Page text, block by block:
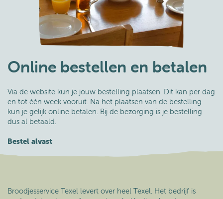
Online bestellen en betalen
Via de website kun je jouw bestelling plaatsen. Dit kan per dag
en tot één week vooruit. Na het plaatsen van de bestelling
kun je gelijk online betalen. Bij de bezorging is je bestelling
dus al betaald.
Bestel alvast
Broodjesservice Texel levert over heel Texel. Het bedrijf is